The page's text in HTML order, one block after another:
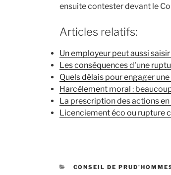
ensuite contester devant le
Articles relatifs:
Un employeur peut aussi
Les conséquences d'une
Quels délais pour engager
Harcèlement moral :
La prescription des actions
Licenciement éco ou rupture
CATÉGORIES
CONSEIL DE